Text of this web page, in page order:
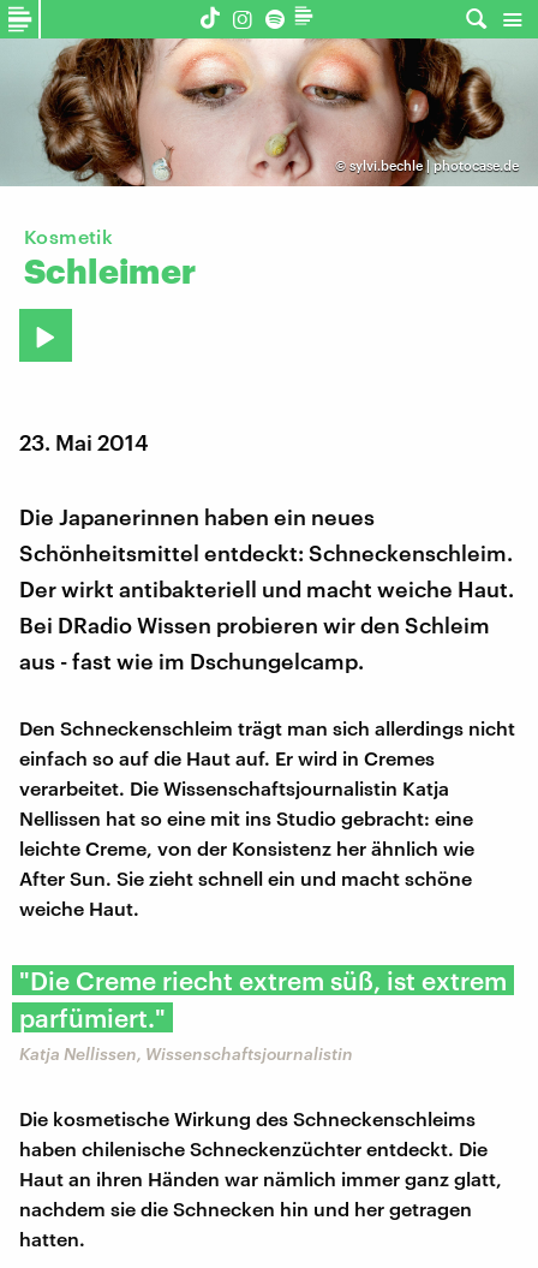
© sylvi.bechle | photocase.de
Kosmetik
Schleimer
23. Mai 2014
Die Japanerinnen haben ein neues
Schönheitsmittel entdeckt: Schneckenschleim.
Der wirkt antibakteriell und macht weiche Haut.
Bei DRadio Wissen probieren wir den Schleim
aus - fast wie im Dschungelcamp.
Den Schneckenschleim trägt man sich allerdings nicht
einfach so auf die Haut auf. Er wird in Cremes
verarbeitet. Die Wissenschaftsjournalistin Katja
Nellissen hat so eine mit ins Studio gebracht: eine
leichte Creme, von der Konsistenz her ähnlich wie
After Sun. Sie zieht schnell ein und macht schöne
weiche Haut.
"Die Creme riecht extrem süß, ist extrem
parfümiert."
Katja Nellissen, Wissenschaftsjournalistin
Die kosmetische Wirkung des Schneckenschleims
haben chilenische Schneckenzüchter entdeckt. Die
Haut an ihren Händen war nämlich immer ganz glatt,
nachdem sie die Schnecken hin und her getragen
hatten.